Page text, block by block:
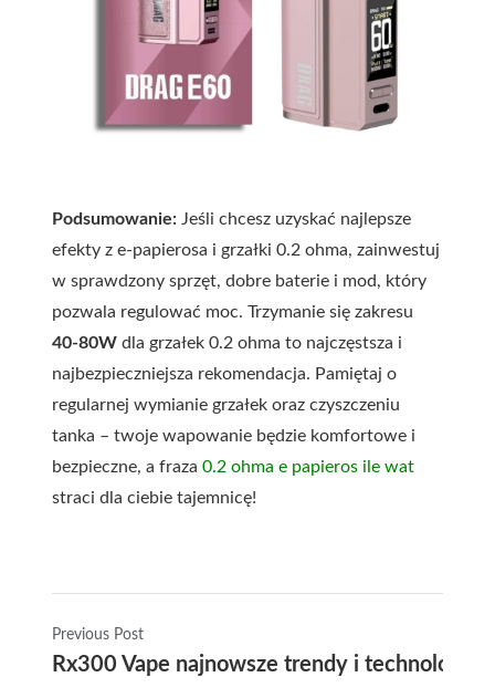
Podsumowanie: Jeśli chcesz uzyskać najlepsze
efekty z e-papierosa i grzałki 0.2 ohma, zainwestuj
w sprawdzony sprzęt, dobre baterie i mod, który
pozwala regulować moc. Trzymanie się zakresu
40-80W dla grzałek 0.2 ohma to najczęstsza i
najbezpieczniejsza rekomendacja. Pamiętaj o
regularnej wymianie grzałek oraz czyszczeniu
tanka – twoje wapowanie będzie komfortowe i
bezpieczne, a fraza 0.2 ohma e papieros ile wat
straci dla ciebie tajemnicę!
Previous Post
Rx300 Vape najnowsze trendy i technologie